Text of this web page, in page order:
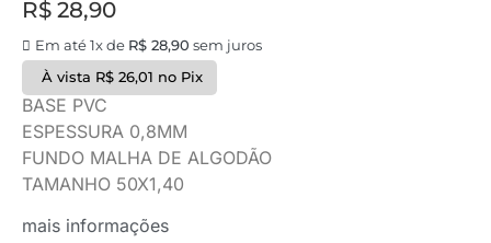
R$ 28,90
Em até 1x de R$ 28,90 sem juros
À vista R$26,01 no Pix
BASE PVC
ESPESSURA 0,8MM
FUNDO MALHA DE ALGODÃO
TAMANHO 50X1,40
mais informações